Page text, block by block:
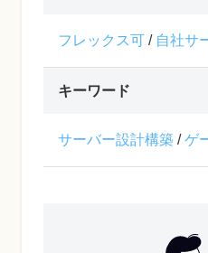
フレックス可 / 自社サ
キーワード
サーバー設計構築 /ゲ